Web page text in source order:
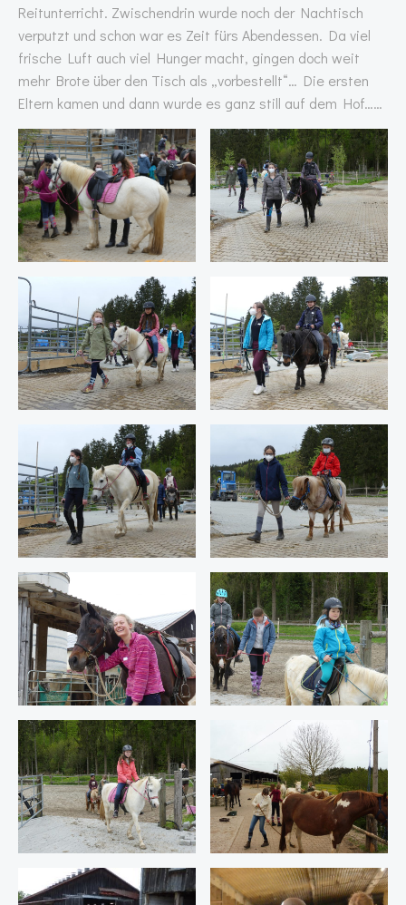
Reitunterricht. Zwischendrin wurde noch der Nachtisch
verputzt und schon war es Zeit fürs Abendessen. Da viel
frische Luft auch viel Hunger macht, gingen doch weit
mehr Brote über den Tisch als „vorbestellt“… Die ersten
Eltern kamen und dann wurde es ganz still auf dem Hof……